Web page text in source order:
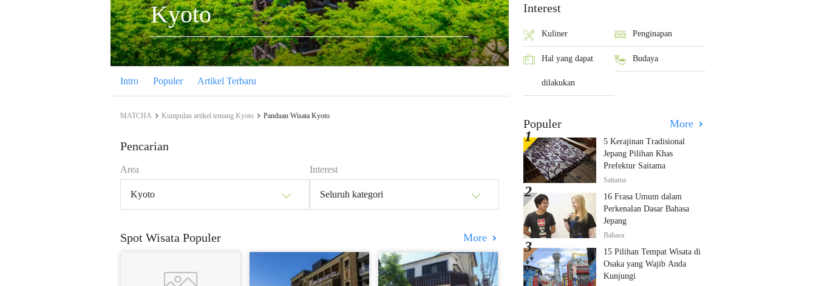
Kyoto
Intro Populer Artikel Terbaru
MATCHA Kumpulan artikel tentang Kyoto Panduan Wisata Kyoto
Pencarian
Area
Kyoto
Interest
Seluruh kategori
Spot Wisata Populer More
Interest
Kuliner Penginapan
Hal yang dapat
dilakukan
Budaya
Populer More
5 Kerajinan Tradisional
Jepang Pilihan Khas
Prefektur Saitama
Saitama
16 Frasa Umum dalam
Perkenalan Dasar Bahasa
Jepang
Bahasa
15 Pilihan Tempat Wisata di
Osaka yang Wajib Anda
Kunjungi